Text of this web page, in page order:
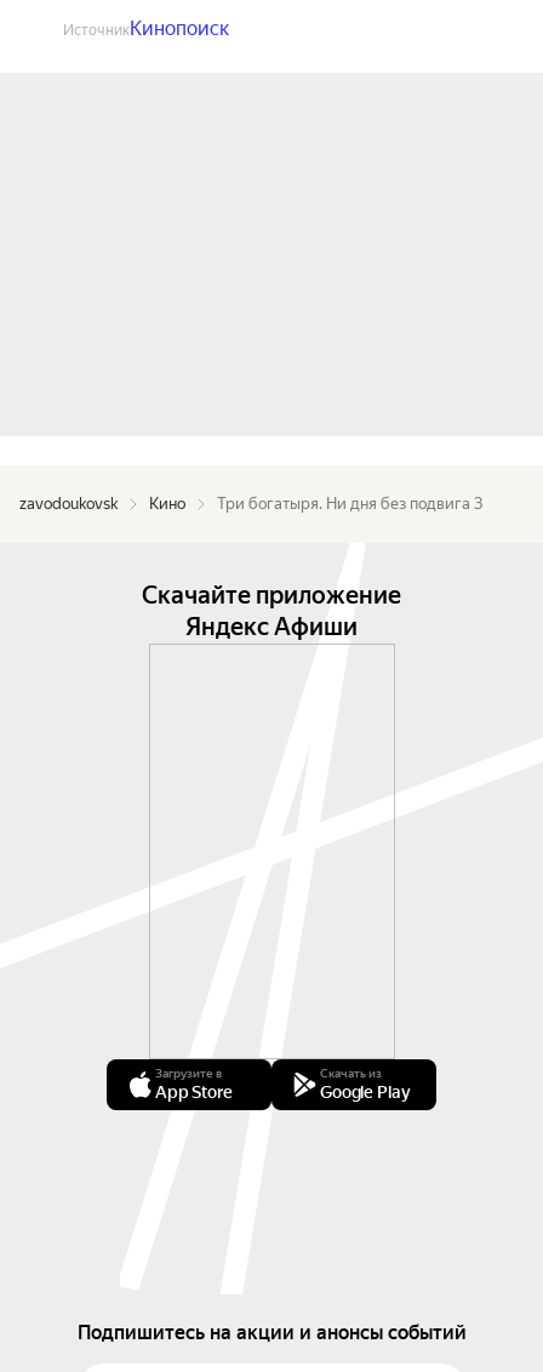
ИсточникКинопоиск
zavodoukovsk Кино Три богатыря. Ни дня без подвига 3
Скачайте приложение
Яндекс Афиши
Загрузите в
App Store
Скачать из
Google Play
Подпишитесь на акции и анонсы событий